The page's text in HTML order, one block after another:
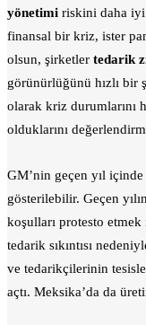
yönetimi riskini daha
finansal bir kriz, ister
olsun, şirketler tedarik
görünürlüğünü hızlı bir
olarak kriz durumlarını
olduklarını
GM’nin geçen yıl içinde
gösterilebilir. Geçen
koşulları protesto
tedarik sıkıntısı
ve tedarikçilerinin
açtı. Meksika’da da